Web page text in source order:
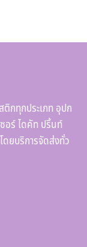
กทุกประเภท อุปก
อร์ ไดคัท ปริ้นท์
ยบริการจัดส่งทั่ว